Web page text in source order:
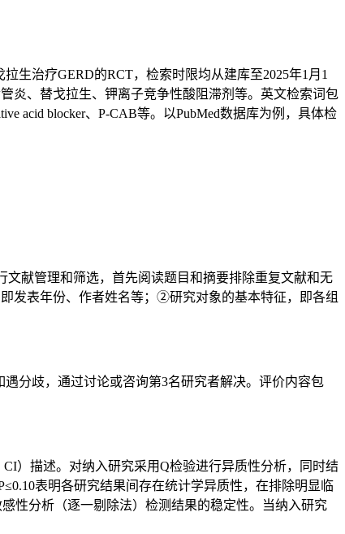
拉生治疗GERD的RCT，检索时限均从建库至2025年1月1
炎、替戈拉生、钾离子竞争性酸阻滞剂等。英文检索词包
acid blocker、P-CAB等。以PubMed数据库为例，具体检
文献管理和筛选，首先阅读题目和摘要排除重复文献和无
发表年份、作者姓名等；②研究对象的基本特征，即各组
遇分歧，通过讨论或咨询第3名研究者解决。评价内容包
CI）描述。对纳入研究采用Q检验进行异质性分析，同时结
表明各研究结果间存在统计学异质性，在排除明显临
性分析（逐一剔除法）检测结果的稳定性。当纳入研究